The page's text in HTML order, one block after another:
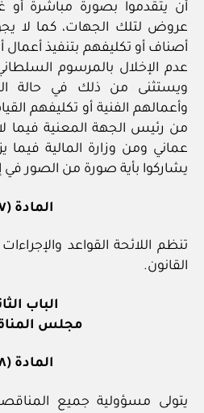
أن يتقدموا بصورة مباشرة أو
عروض لتلك الجهات، كما لا
أصناف أو تكليفهم بتنفيذ
ويستثنى من ذلك في حالة
وأعمالهم الفنية أو تكليفهم
من رئيس الجهة المعنية فيما
عماني ومن وزارة المالية فيما
يشاركوا بأية صورة من الصور في
المادة (٧)
تنظم اللائحة القواعد
القانون.
الباب
مجلس
المادة (٨)
يتولى مسؤولية جميع